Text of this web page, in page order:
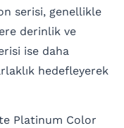
serisi, genellikle
derinlik ve
ise daha
hedefleyerek
Platinum Color